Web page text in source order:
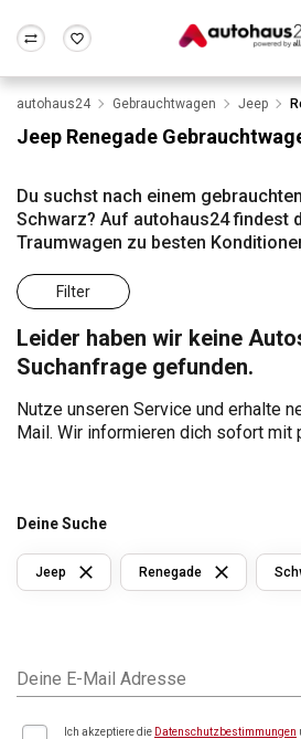
Wir bewerten dein Auto
Alle Fragen &
Rund um die
Frankfurt Wuppertal
autohaus24 Gebrauchtwagen Jeep
Jeep Renegade
Du suchst nach einem
Schwarz? Auf autohaus24 findest
Traumwagen zu besten
Filter
Leider haben wir keine
Suchanfrage gefunden.
Nutze unseren Service und erhalte
Mail. Wir informieren dich sofort mit
Deine Suche
Jeep Renegade
Deine E-Mail Adresse
Ich akzeptiere die Datenschutzbestimmungen